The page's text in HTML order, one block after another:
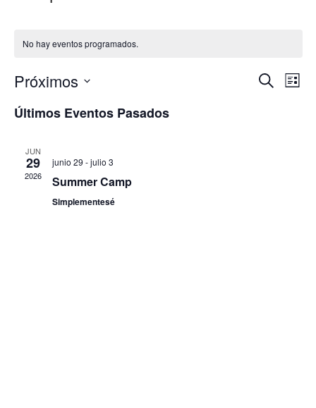
No hay eventos programados.
Buscar
Lista
Próximos
la
fecha.
Últimos Eventos Pasados
JUN
29
2026
junio 29 -julio 3
Summer Camp
Simplementesé